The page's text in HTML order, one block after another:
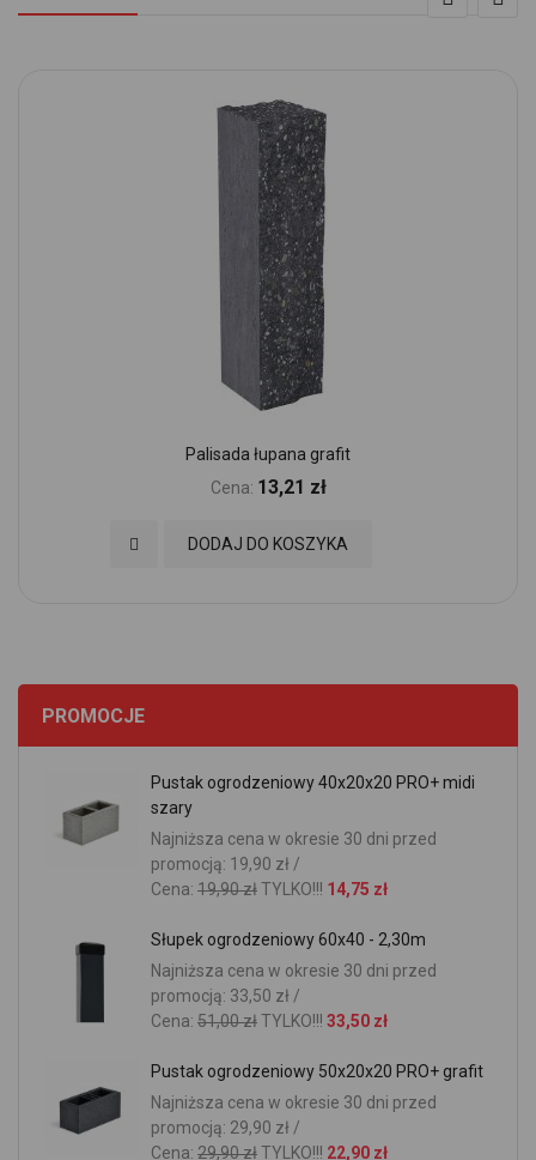
Palisada łupana grafit
Cena: 13,21 zł
DODAJ DO KOSZYKA
Dodaj do Ulubionych
PROMOCJE
Pustak ogrodzeniowy 40x20x20 PRO+ midi
szary
Najniższa cena w okresie 30 dni przed
promocją: 19,90 zł /
Cena: 19,90 złTYLKO!!! 14,75 zł
Słupek ogrodzeniowy 60x40 - 2,30m
Najniższa cena w okresie 30 dni przed
promocją: 33,50 zł /
Cena: 51,00 złTYLKO!!! 33,50 zł
Pustak ogrodzeniowy 50x20x20 PRO+ grafit
Najniższa cena w okresie 30 dni przed
promocją: 29,90 zł /
Cena: 29,90 złTYLKO!!! 22,90 zł